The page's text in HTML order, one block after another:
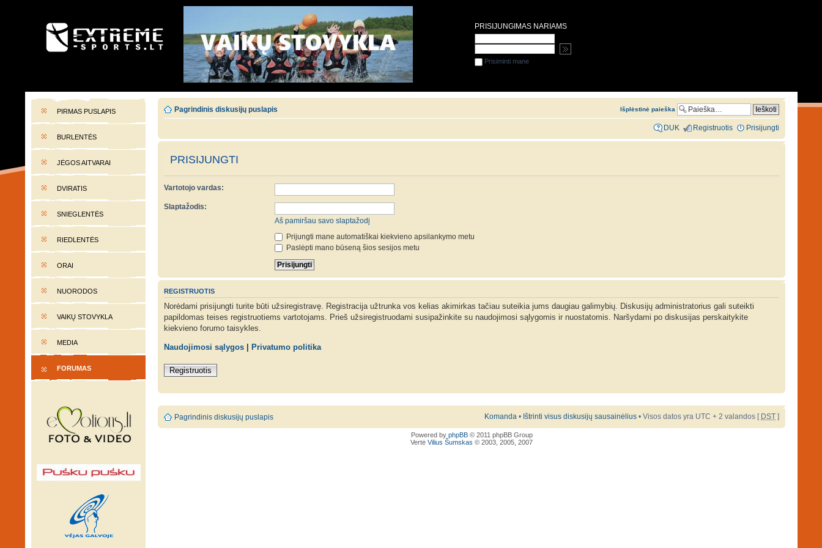
EXTREME-SPORTS.LT
PIRMAS PUSLAPIS
BURLENTĖS
JĖGOS AITVARAI
DVIRATIS
SNIEGLENTĖS
RIEDLENTĖS
ORAI
NUORODOS
VAIKŲ STOVYKLA
MEDIA
FORUMAS
Pagrindinis diskusijų puslapis Išplėstinė paieška
DUK Registruotis Prisijungti
PRISIJUNGTI
Vartotojo vardas:
Slaptažodis:
Aš pamiršau savo slaptažodį
Prijungti mane automatiškai kiekvieno apsilankymo metu
Paslėpti mano būseną šios sesijos metu
REGISTRUOTIS
Norėdami prisijungti turite būti užsiregistravę. Registracija užtrunka vos kelias akimirkas tačiau suteikia jums daugiau galimybių. Diskusijų administratorius gali suteikti
papildomas teises registruotiems vartotojams. Prieš užsiregistruodami susipažinkite su naudojimosi sąlygomis ir nuostatomis. Naršydami po diskusijas perskaitykite
kiekvieno forumo taisykles.
Naudojimosi sąlygos Privatumo politika
Registruotis
Pagrindinis diskusijų puslapis Komanda • Ištrinti visus diskusijų sausainėlius • Visos datos yra UTC + 2 valandos [ DST ]
Powered by phpBB© 2011 phpBB Group
Vertė Vilius Šumskas © 2003, 2005, 2007
PRISIJUNGIMAS NARIAMS
Prisiminti mane